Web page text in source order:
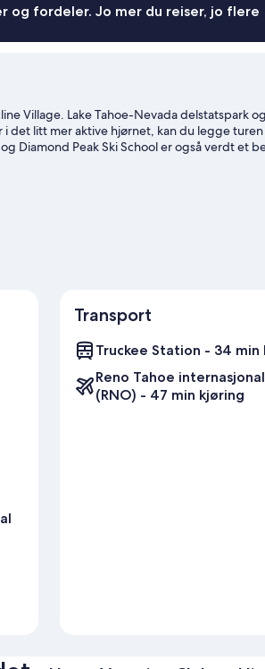
bevegelseshemmede
og fordeler. Jo mer du reiser, jo flere
Village. Lake Tahoe-Nevada delstatspark
det litt mer aktive hjørnet, kan du legge
Diamond Peak Ski School er også verdt et
med på andre utendørsaktiviteter, slik som
Transport
Truckee Station - 34 min
Reno Tahoe
(RNO) - 47 min kjøring